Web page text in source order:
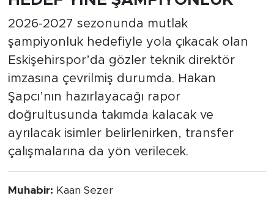
2026-2027 sezonunda mutlak
şampiyonluk hedefiyle yola çıkacak olan
Eskişehirspor’da gözler teknik direktör
imzasına çevrilmiş durumda. Hakan
Şapcı’nın hazırlayacağı rapor
doğrultusunda takımda kalacak ve
ayrılacak isimler belirlenirken, transfer
çalışmalarına da yön verilecek.
Muhabir: Kaan Sezer